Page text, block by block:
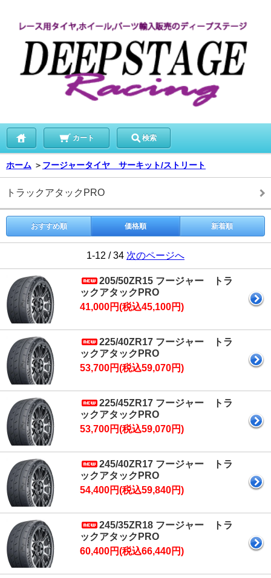
カート 検索
ホーム ＞ フージャータイヤ サーキット/ストリート
トラックアタックPRO
おすすめ順 価格順 新着順
1-12 / 34 次のページへ
205/50ZR15 フージャー トラ
ックアタックPRO
41,000円(税込45,100円)
225/40ZR17 フージャー トラ
ックアタックPRO
53,700円(税込59,070円)
225/45ZR17 フージャー トラ
ックアタックPRO
53,700円(税込59,070円)
245/40ZR17 フージャー トラ
ックアタックPRO
54,400円(税込59,840円)
245/35ZR18 フージャー トラ
ックアタックPRO
60,400円(税込66,440円)